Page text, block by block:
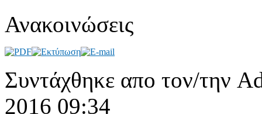
Ανακοινώσεις
Συντάχθηκε απο τον/την
2016 09:34